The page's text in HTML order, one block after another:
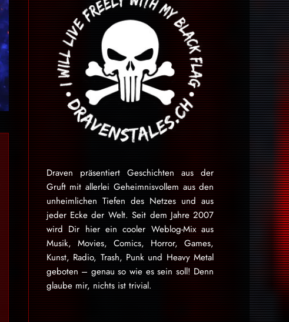
Draven präsentiert Geschichten aus der
Gruft mit allerlei Geheimnisvollem aus den
unheimlichen Tiefen des Netzes und aus
jeder Ecke der Welt. Seit dem Jahre 2007
wird Dir hier ein cooler Weblog-Mix aus
Musik, Movies, Comics, Horror, Games,
Kunst, Radio, Trash, Punk und Heavy Metal
geboten – genau so wie es sein soll! Denn
glaube mir, nichts ist trivial.